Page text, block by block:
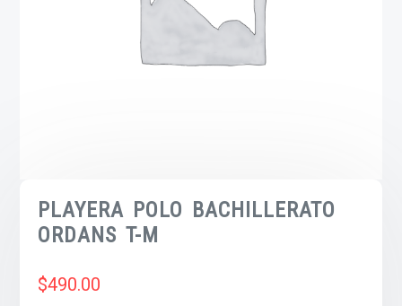
PLAYERA POLO BACHILLERATO
ORDANS T-M
$490.00